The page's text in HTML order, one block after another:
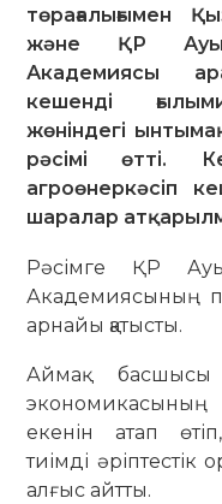
төрағалығымен
және ҚР
Академиясы
кешенді
жөніндегі
рәсімі өтті.
агроөнеркәсіп
шаралар
Рәсімге ҚР
Академиясының
арнайы қатысты.
Аймақ
экономикасының
екенін атап
тиімді әріптестік
алғыс айтты.